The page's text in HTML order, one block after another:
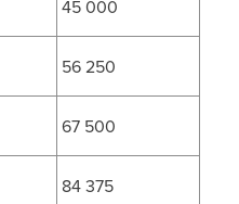
45 000
56 250
67 500
84 375